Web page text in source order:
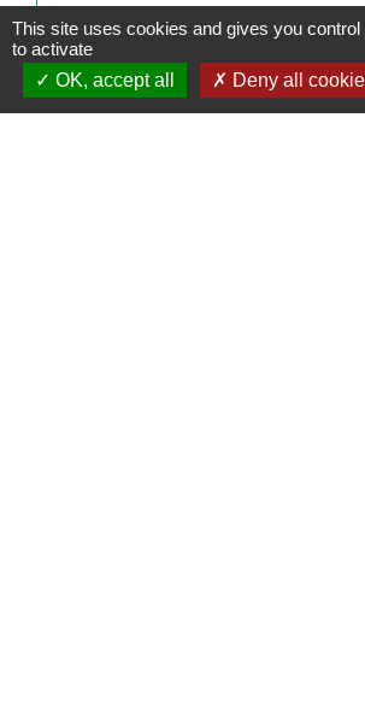
This site uses cookies and gives you
to activate
OK, accept all
Deny all